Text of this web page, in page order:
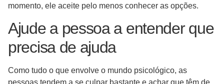
momento, ele aceite pelo menos conhecer as opções.
Ajude a pessoa a entender que
precisa de ajuda
Como tudo o que envolve o mundo psicológico, as